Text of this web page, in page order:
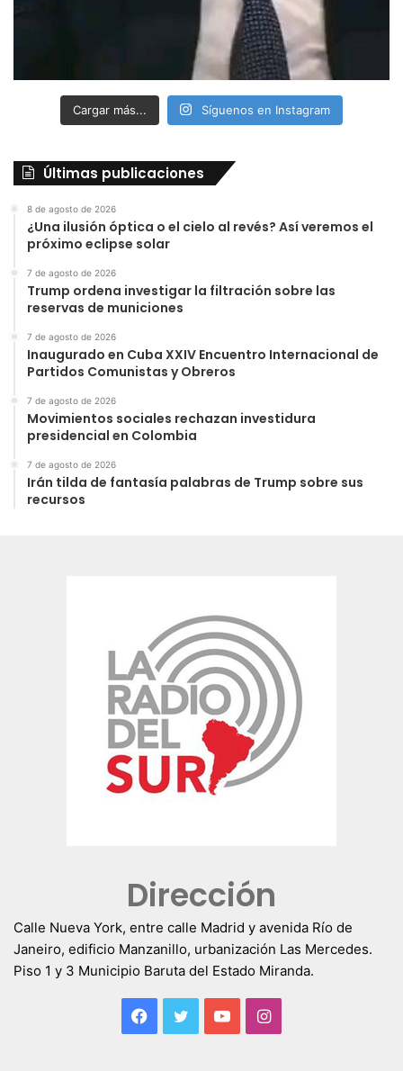
Cargar más... Síguenos en Instagram
Últimas publicaciones
8 de agosto de 2026
¿Una ilusión óptica o el cielo al revés? Así veremos el
próximo eclipse solar
7 de agosto de 2026
Trump ordena investigar la filtración sobre las
reservas de municiones
7 de agosto de 2026
Inaugurado en Cuba XXIV Encuentro Internacional de
Partidos Comunistas y Obreros
7 de agosto de 2026
Movimientos sociales rechazan investidura
presidencial en Colombia
7 de agosto de 2026
Irán tilda de fantasía palabras de Trump sobre sus
recursos
Dirección
Calle Nueva York, entre calle Madrid y avenida Río de
Janeiro, edificio Manzanillo, urbanización Las Mercedes.
Piso 1 y 3 Municipio Baruta del Estado Miranda.
Facebook
TwitterYouTubeInstagram